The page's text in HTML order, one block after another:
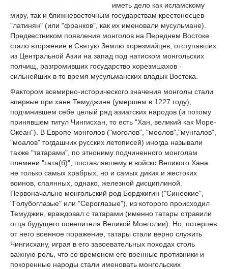
иметь дело как исламскому
миру, так и ближневосточным государствам крестоносцев-
"латинян" (или "франков", как их именовали мусульмане).
Предвестником появления монголов на Переднем Востоке
стало вторжение в Святую Землю хорезмийцев, отступавших
из Центральной Азии на запад под натиском монгольских
полчищ, разгромивших государство хорезмшахов -
сильнейших в то время мусульманских владык Востока.
Фактором всемирно-исторического значения монголы стали
впервые при хане Темуджине (умершем в 1227 году),
подчинившем себе целый ряд азиатских народов (и потому
принявшем титул Чингисхан, то есть "Хан, великий как Море-
Океан"). В Европе монголов ("моголов", "моолов","мунгалов",
"моалов" тогдашних русских летописей) иногда называли
также "татарами", по этнониму подчиненного монголам
племени "тата(б)", поставлявшему в войско Великого Хана
не только самых храбрых, но и самых диких и жестоких
воинов, спаянных, однако, железной дисциплиной.
Первоначально монгольский род Борджигин ("Синеокие",
"Голубоглазые" или "Сероглазые"), из которого происходил
Темуджин, враждовал с татарами (именно татары отравили
отца будущего повелителя Великой Монголии). Но, потерпев
от него военное поражение, татары стали верно служить
Чингисхану, играя в его завоевательных походах столь
важную роль, что со временем его военные противники и
покоренные народы стали именовать монгольских